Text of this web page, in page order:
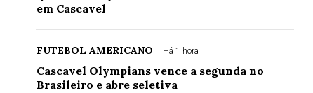
em Cascavel
FUTEBOL AMERICANO Há 1 hora
Cascavel Olympians vence a segunda no
Brasileiro e abre seletiva